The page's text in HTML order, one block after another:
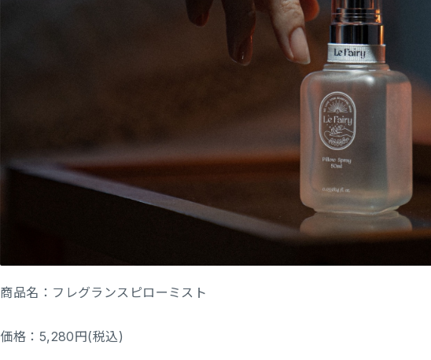
商品名：フレグランスピローミスト
価格：5,280円(税込)